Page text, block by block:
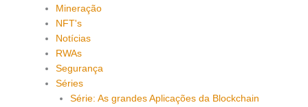
Mineração
NFT's
Notícias
RWAs
Segurança
Séries
Série: As grandes Aplicações da Blockchain